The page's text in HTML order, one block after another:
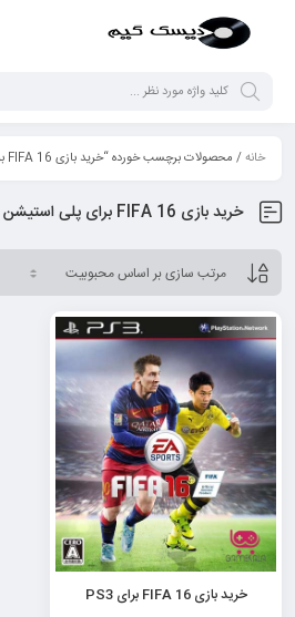
خانه/ محصولات برچسب خورده “خرید بازی FIFA 16 برای پلی استیشن”
خرید بازی FIFA 16 برای پلی استیشن
خرید بازی FIFA 16 برای PS3